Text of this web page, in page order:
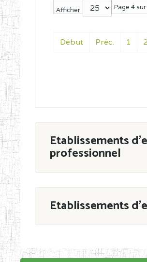
Afficher Page 4
Début Préc. 1
Etablissements
professionnel
ESTP
Etablissements
En application de la